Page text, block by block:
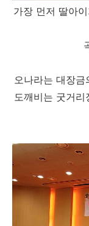
가장 먼저 딸아
오나라는 대장
도깨비는 굿거